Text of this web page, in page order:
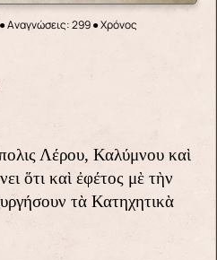
Αναγνώσεις: 299● Χρόνος
Λέρου, Καλύμνου καὶ
ὅτι καὶ ἐφέτος μὲ τὴν
τὰ Κατηχητικὰ